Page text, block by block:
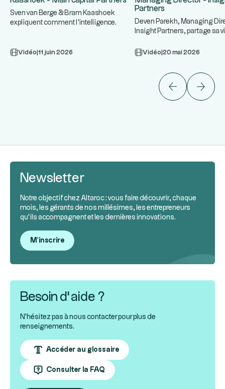
Sven van Berge & Bram Kaashoek
expliquent comment l'intelligence
Vidéo 11 juin 2026
Partners
Deven Parekh, Managing
Insight Partners, partage sa
Vidéo 20 mai 2026
Newsletter
Notre objectif chez Altaroc : vous faire découvrir, chaque
mois, les gérants de nos millésimes, les entrepreneurs
qu’ils accompagnent et les dernières innovations.
M'inscrire
Besoin d’aide ?
N'hésitez pas à nous contacter pour plus de
renseignements.
Accéder au glossaire
Consulter la FAQ